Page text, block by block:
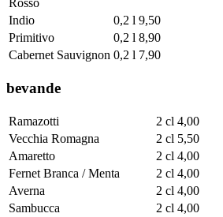
Rosso
Indio
0,2 l 9,50
Primitivo
0,2 l 8,90
Cabernet Sauvignon 0,2 l 7,90
bevande
Ramazotti 2 cl 4,00
Vecchia Romagna
2 cl 5,50
Amaretto
2 cl 4,00
Fernet Branca / Menta
2 cl 4,00
Averna
2 cl 4,00
Sambucca
2 cl 4,00